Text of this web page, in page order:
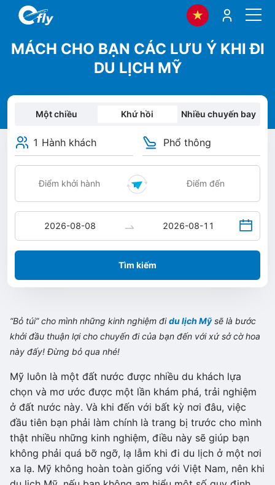
MÁCH CHO BẠN CÁC LƯU Ý KHI ĐI
DU LỊCH MỸ
Một chiều Khứ hồi Nhiều chuyến bay
1 Hành khách Phổ thông
Tìm kiếm
“Bỏ túi” cho mình những kinh nghiệm đidu lịch Mỹsẽ là bước
khởi đầu thuận lợi cho chuyến đi của bạn đến với xứ sở cờ hoa
này đấy! Đừng bỏ qua nhé!
Mỹ luôn là một đất nước được nhiều du khách lựa
chọn và mơ ước được một lần khám phá, trải nghiệm
ở đất nước này. Và khi đến với bất kỳ nơi đâu, việc
đầu tiên bạn phải làm chính là trang bị trước cho mình
thật nhiều những kinh nghiệm, điều này sẽ giúp bạn
không phải quá bỡ ngỡ, lạ lẫm khi đi du lịch ở một nơi
xa lạ. Mỹ không hoàn toàn giống với Việt Nam, nên khi